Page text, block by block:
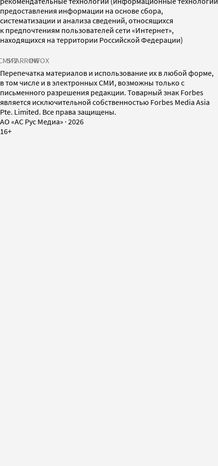
предоставления информации на основе сбора,
систематизации и анализа сведений, относящихся
к предпочтениям пользователей сети «Интернет»,
находящихся на территории Российской Федерации)
SPARROWINFOX
Перепечатка материалов и использование их в любой форме,
в том числе и в электронных СМИ, возможны только с
письменного разрешения редакции. Товарный знак Forbes
является исключительной собственностью Forbes Media Asia
Pte. Limited. Все права защищены.
AO «АС Рус Медиа» · 2026
16+